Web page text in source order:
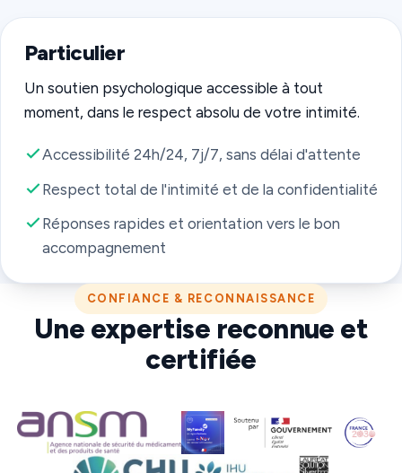
Particulier
Un soutien psychologique accessible à tout
moment, dans le respect absolu de votre intimité.
Accessibilité 24h/24, 7j/7, sans délai d'attente
Respect total de l'intimité et de la confidentialité
Réponses rapides et orientation vers le bon
accompagnement
CONFIANCE & RECONNAISSANCE
Une expertise reconnue et
certifiée